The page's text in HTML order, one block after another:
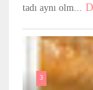
tadı aynı olm...
3